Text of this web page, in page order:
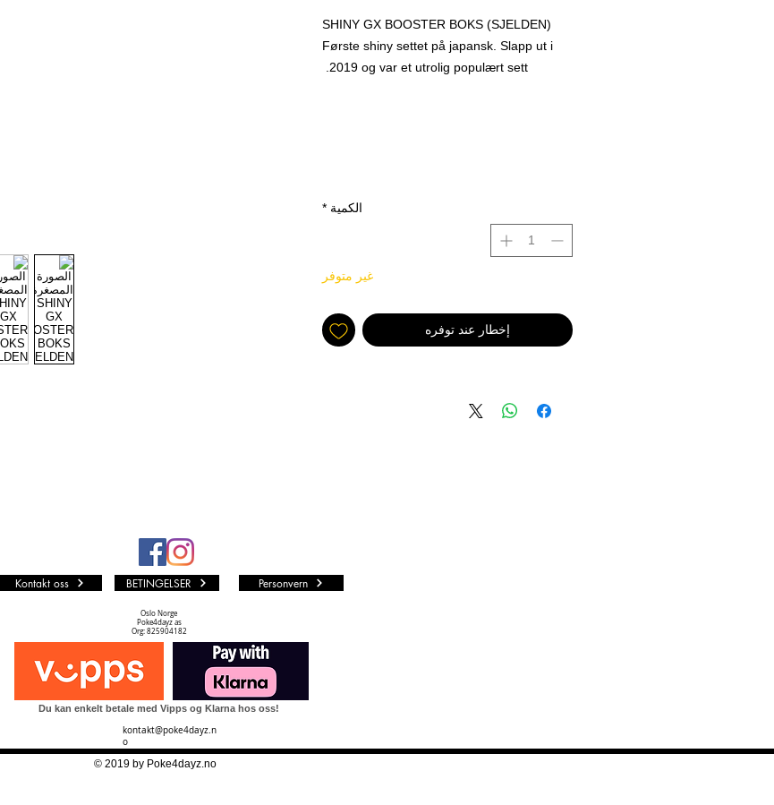
SHINY GX BOOSTER BOKS (SJELDEN)
Første shiny settet på japansk. Slapp ut i
2019 og var et utrolig populært sett.
kort i dette settet.
Utrolig Begrenset tilgang for øyeblikket !
الكمية *
غير متوفر
إخطار عند توفره
Kontakt oss BETINGELSER Personvern
Oslo Norge
Poke4dayz as
Org: 825904182
Du kan enkelt betale med Vipps og Klarna hos oss!
kontakt@poke4dayz.n
o
© 2019 by Poke4dayz.no